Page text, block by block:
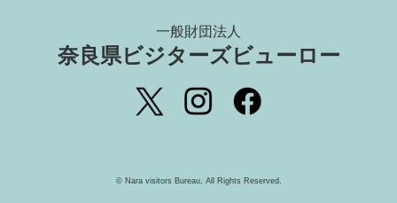
一般財団法人
奈良県ビジターズビューロー
©️ Nara visitors Bureau, All Rights Reserved.